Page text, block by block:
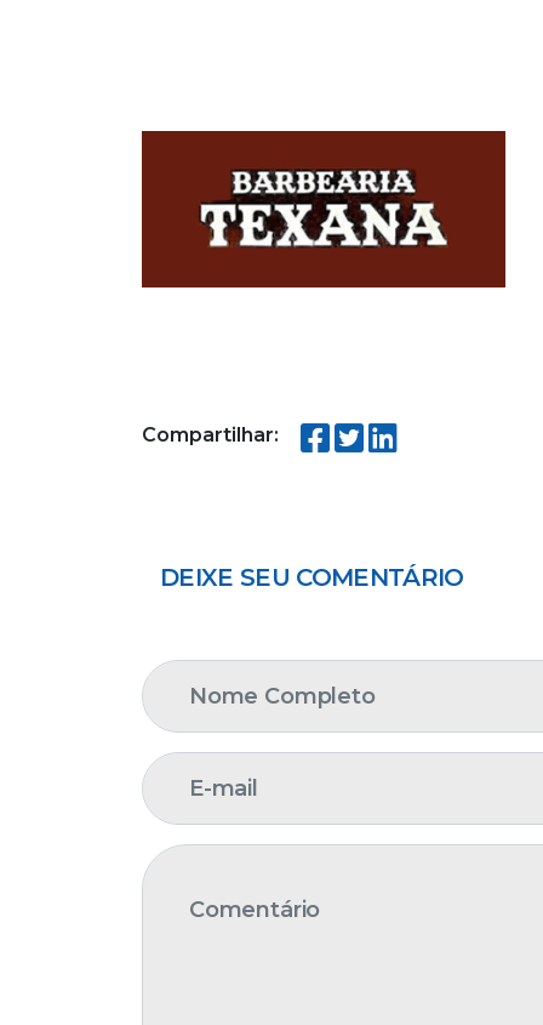
Compartilhar:
DEIXE SEU COMENTÁRIO